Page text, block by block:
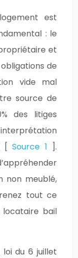
est
: le
et
de
vide mal
source de
des litiges
[Source 1 ].
non meublé,
tout ce
locataire bail
du 6 juillet